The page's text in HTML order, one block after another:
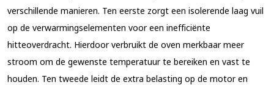
verschillende manieren. Ten eerste zorgt een isolerende laag vuil
op de verwarmingselementen voor een inefficiënte
hitteoverdracht. Hierdoor verbruikt de oven merkbaar meer
stroom om de gewenste temperatuur te bereiken en vast te
houden. Ten tweede leidt de extra belasting op de motor en